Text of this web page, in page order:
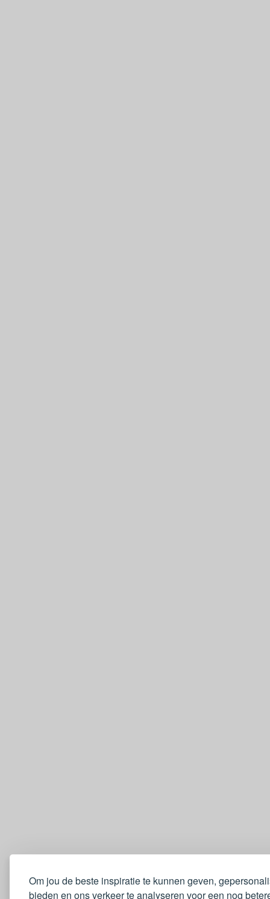
Om jou de beste inspiratie te kunnen geven,
bieden en ons verkeer te analyseren voor een nog